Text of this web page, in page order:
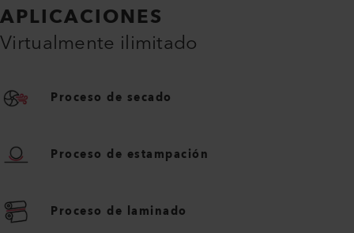
APLICACIONES
Virtualmente ilimitado
Proceso de secado
Proceso de estampación
Proceso de laminado